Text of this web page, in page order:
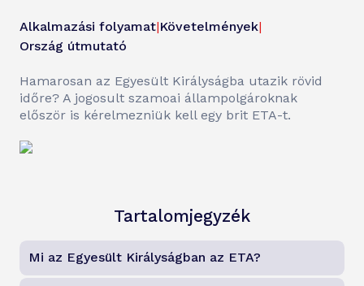
Alkalmazási folyamat|Követelmények|
Ország útmutató
Hamarosan az Egyesült Királyságba utazik rövid
időre? A jogosult szamoai állampolgároknak
először is kérelmezniük kell egy brit ETA-t.
Tartalomjegyzék
Mi az Egyesült Királyságban az ETA?